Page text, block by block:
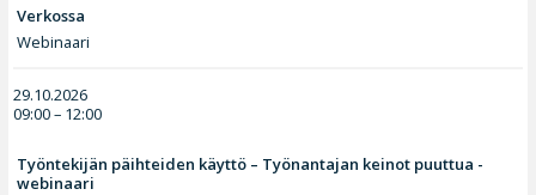
Verkossa
Webinaari
29.10.2026
09:00 – 12:00
Työntekijän päihteiden käyttö – Työnantajan keinot puuttua -
webinaari